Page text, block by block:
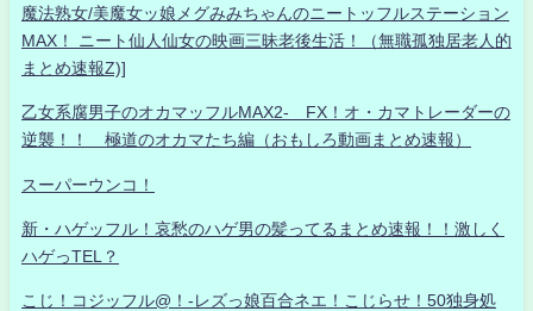
魔法熟女/美魔女ッ娘メグみみちゃんのニートッフルステーション
MAX！ ニート仙人仙女の映画三昧老後生活！（無職孤独居老人的
まとめ速報Z)]
乙女系腐男子のオカマッフルMAX2- FX！オ・カマトレーダーの
逆襲！！ 極道のオカマたち編（おもしろ動画まとめ速報）
スーパーウンコ！
新・ハゲッフル！哀愁のハゲ男の髪ってるまとめ速報！！激しく
ハゲっTEL？
こじ！コジッフル@！-レズっ娘百合ネエ！こじらせ！50独身処